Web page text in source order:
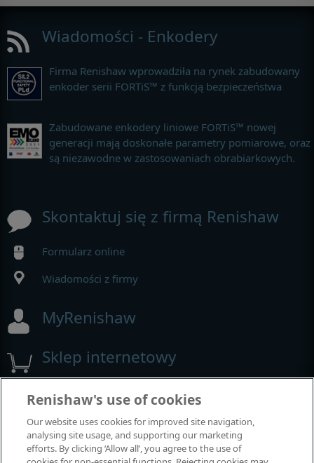
Wiadomości - Enkodery
Firma Renishaw wprowadziła na rynek zabudowany
enkoder serii FORTiS™ z funkcją bezpieczeństwa
Zabudowane enkodery liniowe FORTiS™ nowej
generacji mają doskonałe parametry pomiarowe, oraz
są niezawodne w zastosowaniach obrabiarkowych.
Skontaktuj się z firmą Renishaw
Formularz online
Wiadomości z firmy
MyRenishaw
Sklep internetowy
Wystawy i konferencje
Nasza obecność na imprezach branżowych
Renishaw's use of cookies
Our website uses cookies for improved site navigation,
analysing site usage, and supporting our marketing
efforts. By clicking ‘Allow all’, you agree to the use of